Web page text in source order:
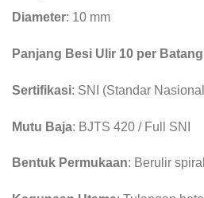
Diameter: 10 mm
Panjang Besi Ulir 10 per Batang
Sertifikasi: SNI (Standar
Mutu Baja: BJTS 420 / Full SNI
Bentuk Permukaan: Berulir